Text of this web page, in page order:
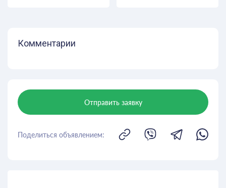
Комментарии
Отправить заявку
Поделиться объявлением: